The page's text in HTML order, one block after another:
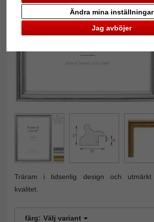
Jag avböjer
Ändra mina inställningar
Träram i tidsenlig design och utmärkt
kvalitet.
färg: Välj variant